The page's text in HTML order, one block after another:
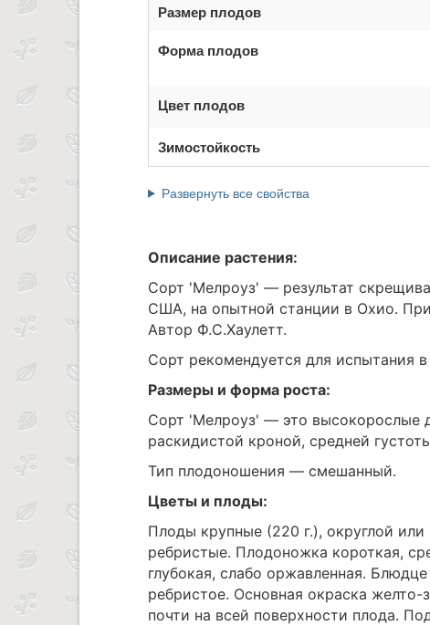
Размер плодов
Форма плодов
Цвет плодов
Зимостойкость
Развернуть все свойства
Описание растения:
Сорт 'Мелроуз' — результат
США, на опытной станции в Охио.
Автор Ф.С.Хаулетт.
Сорт рекомендуется для испытания
Размеры и форма роста:
Сорт 'Мелроуз' — это высокорослые
раскидистой кроной, средней
Тип плодоношения — смешанный.
Цветы и плоды:
Плоды крупные (220 г.), округлой
ребристые. Плодоножка короткая,
глубокая, слабо оржавленная.
ребристое. Основная окраска желто-
почти на всей поверхности плода.